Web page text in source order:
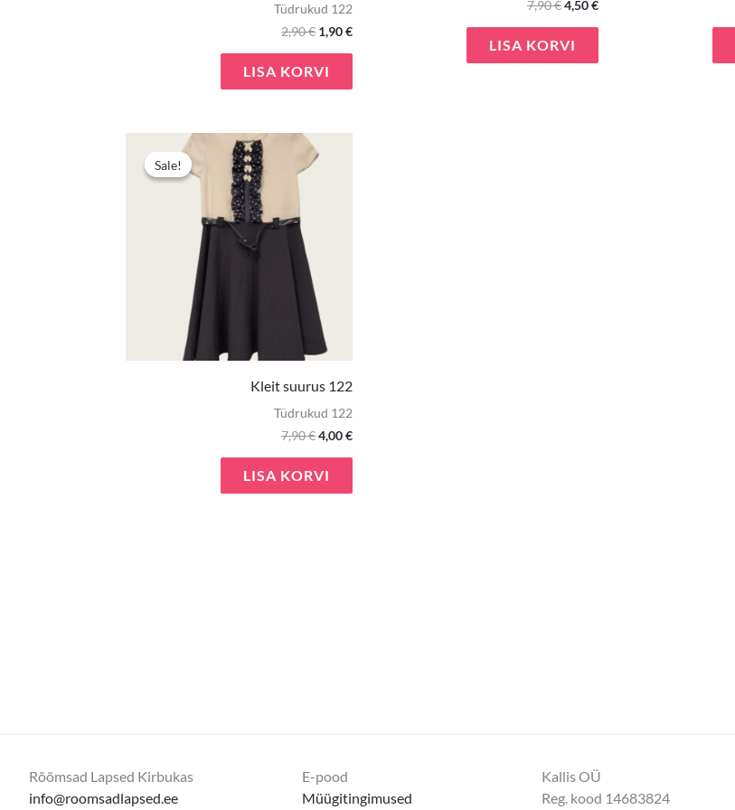
Tüdrukud 122
2,90€ 1,90€
LISA KORVI
7,90€4,50€
LISA KORVI
Sale!
Sale!
Kleit suurus 122
Tüdrukud 122
7,90€
hind
4,00€
LISA KORVI
Rõõmsad Lapsed Kirbukas
info@roomsadlapsed.ee
E-pood
Müügitingimused
Kallis OÜ
Reg. kood 14683824